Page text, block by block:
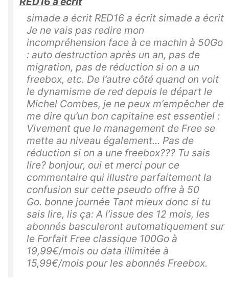
simade a écrit RED16 a écrit simade a écrit
Je ne vais pas redire mon
incompréhension face à ce machin à 50Go
: auto destruction après un an, pas de
migration, pas de réduction si on a un
freebox, etc. De l’autre côté quand on voit
le dynamisme de red depuis le départ le
Michel Combes, je ne peux m’empêcher de
me dire qu’un bon capitaine est essentiel :
Vivement que le management de Free se
mette au niveau également... Pas de
réduction si on a une freebox??? Tu sais
lire? bonjour, oui et merci pour ce
commentaire qui illustre parfaitement la
confusion sur cette pseudo offre à 50
Go. bonne journée Tant mieux donc si tu
sais lire, lis ça: A l’issue des 12 mois, les
abonnés basculeront automatiquement sur
le Forfait Free classique 100Go à
19,99€/mois ou data illimitée à
15,99€/mois pour les abonnés Freebox.